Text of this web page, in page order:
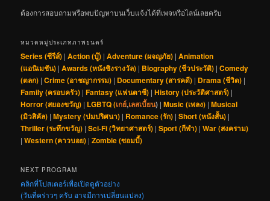
ต้องการสอบถามหรือพบปัญหาบนเว็บแจ้งได้ที่เพจหรือไลน์เลยครับ
หมวดหมู่ประเภทภาพยนตร์
Series (ซีรีส์) |Action (บู๊) |Adventure (ผจญภัย) |Animation
(แอนิเมชัน) |Awards (หนังชิงรางวัล) | Biography (ชีวประวัติ) |Comedy
(ตลก) |Crime (อาชญากรรม) | Documentary (สารคดี) | Drama (ชีวิต) |
Family (ครอบครัว) |Fantasy (แฟนตาซี) |History (ประวัติศาสตร์) |
Horror (สยองขวัญ) | LGBTQ (เกย์,เลสเบี้ยน) |Music (เพลง) |Musical
(มิวสิคัล) |Mystery (ปมปริศนา) | Romance (รัก) |Short (หนังสั้น) |
Thriller (ระทึกขวัญ) |Sci-Fi (วิทยาศาสตร์) |Sport (กีฬา) |War (สงคราม)
|Western (คาวบอย) |Zombie (ซอมบี้)
NEXT PROGRAM
คลิกที่โปสเตอร์เพื่อเปิดดูตัวอย่าง
(วันที่คร่าวๆ ครับ อาจมีการเปลี่ยนแปลง)